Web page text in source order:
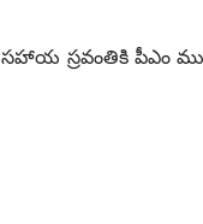
సహాయ స్రవంతికి పీఎం